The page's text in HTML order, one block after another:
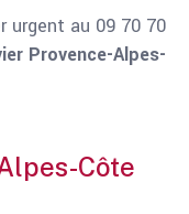
urgent au 09 70 70
Provence-Alpes-
Côte